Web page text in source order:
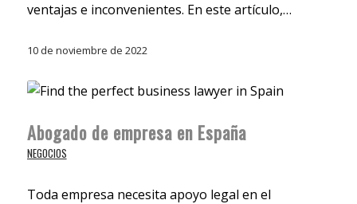
ventajas e inconvenientes. En este artículo,…
10 de noviembre de 2022
Abogado de empresa en España
NEGOCIOS
Toda empresa necesita apoyo legal en el